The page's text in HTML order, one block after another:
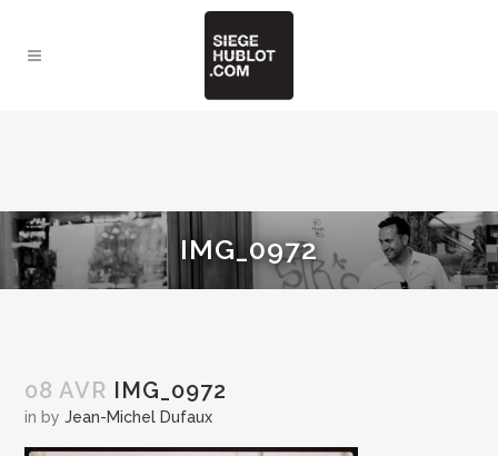
IMG_0972
08 AVR IMG_0972
in byJean-Michel Dufaux